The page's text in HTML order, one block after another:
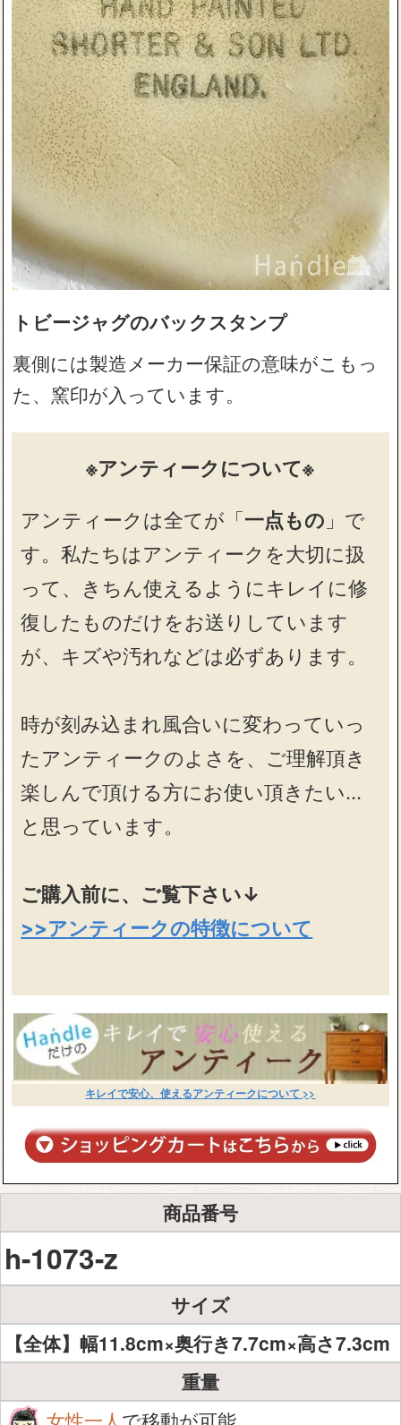
トビージャグのバックスタンプ
裏側には製造メーカー保証の意味がこもっ
た、窯印が入っています。
※アンティークについて※
アンティークは全てが「一点もの 」で
す。私たちはアンティークを大切に扱
って、きちん使えるようにキレイに修
復したものだけをお送りしています
が、キズや汚れなどは必ずあります。
時が刻み込まれ風合いに変わっていっ
たアンティークのよさを、ご理解頂き
楽しんで頂ける方にお使い頂きたい…
と思っています。
ご購入前に、ご覧下さい↓
>>アンティークの特徴について
キレイで安心、使えるアンティークについて >>
商品番号
h-1073-z
サイズ
【全体】幅11.8cm×奥行き7.7cm×高さ7.3cm
重量
女性一人 で移動が可能